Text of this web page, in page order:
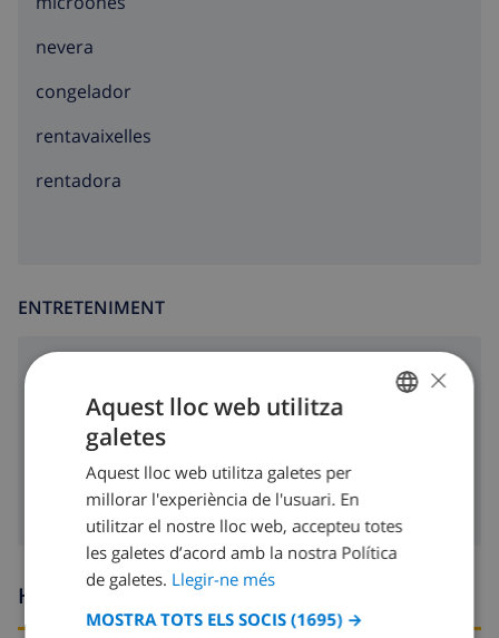
nevera
congelador
rentavaixelles
rentadora
ENTRETENIMENT
Tv per satèllit
Hores d’arribada i sortida
DUTCH
SPANISH
CATALAN
×
Aquest lloc web utilitza
galetes
Aquest lloc web utilitza galetes per
millorar l'experiència de l'usuari. En
utilitzar el nostre lloc web, accepteu totes
les galetes d’acord amb la nostra Política
de galetes. Llegir-ne més
MOSTRA TOTS ELS SOCIS (1695) →